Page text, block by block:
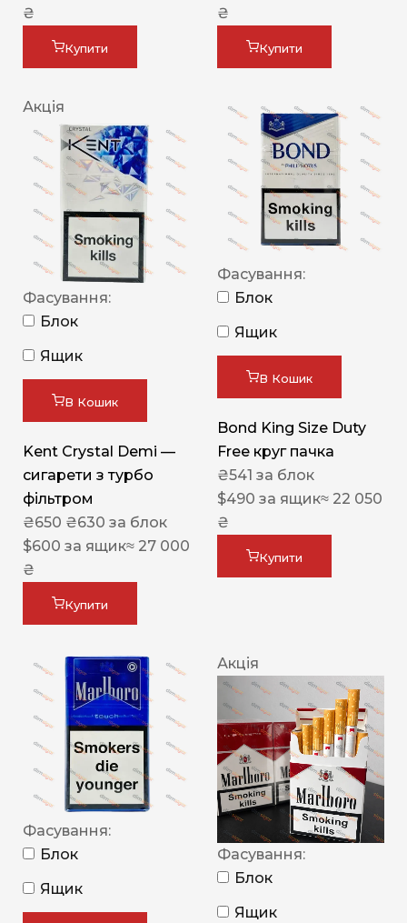
₴
Купити
₴
Купити
Акція
Фасування:
Блок
Ящик
В Кошик
Kent Crystal Demi —
сигарети з турбо
фільтром
₴650 ₴630 за блок
$600 за ящик≈ 27 000
₴
Купити
Фасування:
Блок
Ящик
В Кошик
Bond King Size Duty
Free круг пачка
₴541 за блок
$490 за ящик≈ 22 050
₴
Купити
Фасування:
Блок
Ящик
Акція
Фасування:
Блок
Ящик